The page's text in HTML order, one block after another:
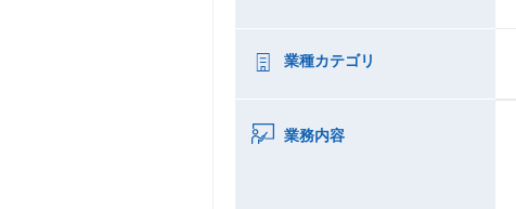
業種カテゴリ
業務内容